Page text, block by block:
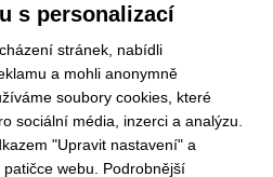
pro pokličku
s silikonovou ochranou
sady
s personalizací
stránek, nabídli
a mohli anonymně
soubory cookies, které
sociální média, inzerci a analýzu.
"Upravit nastavení" a
webu. Podrobnější